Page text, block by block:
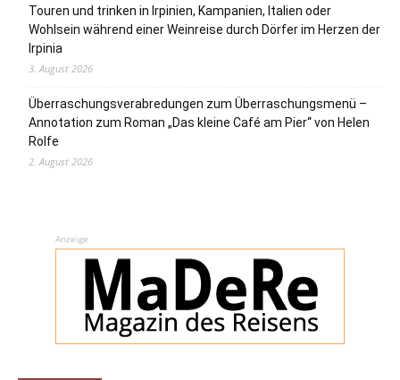
Touren und trinken in Irpinien, Kampanien, Italien oder
Wohlsein während einer Weinreise durch Dörfer im Herzen der
Irpinia
3. August 2026
Überraschungsverabredungen zum Überraschungsmenü –
Annotation zum Roman „Das kleine Café am Pier“ von Helen
Rolfe
2. August 2026
Anzeige